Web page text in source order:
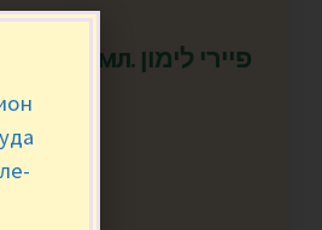
Фейри Лимон 500 мл. פיירי לימון
уп.